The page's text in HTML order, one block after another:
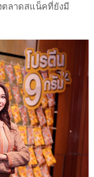
ตลาดสแน็คที่ยังมี